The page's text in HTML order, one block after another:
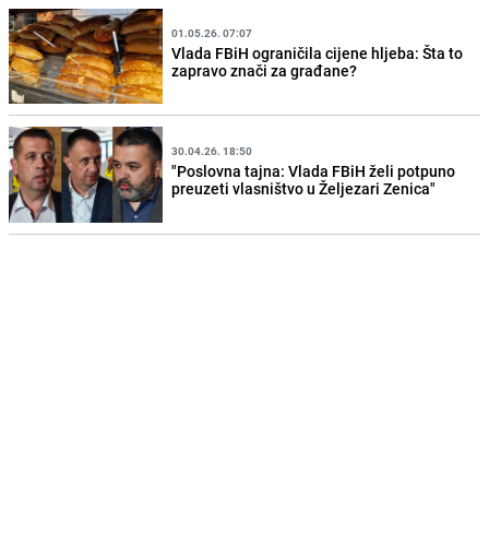
01.05.26. 07:07
Vlada FBiH ograničila cijene hljeba: Šta to
zapravo znači za građane?
30.04.26. 18:50
"Poslovna tajna: Vlada FBiH želi potpuno
preuzeti vlasništvo u Željezari Zenica"